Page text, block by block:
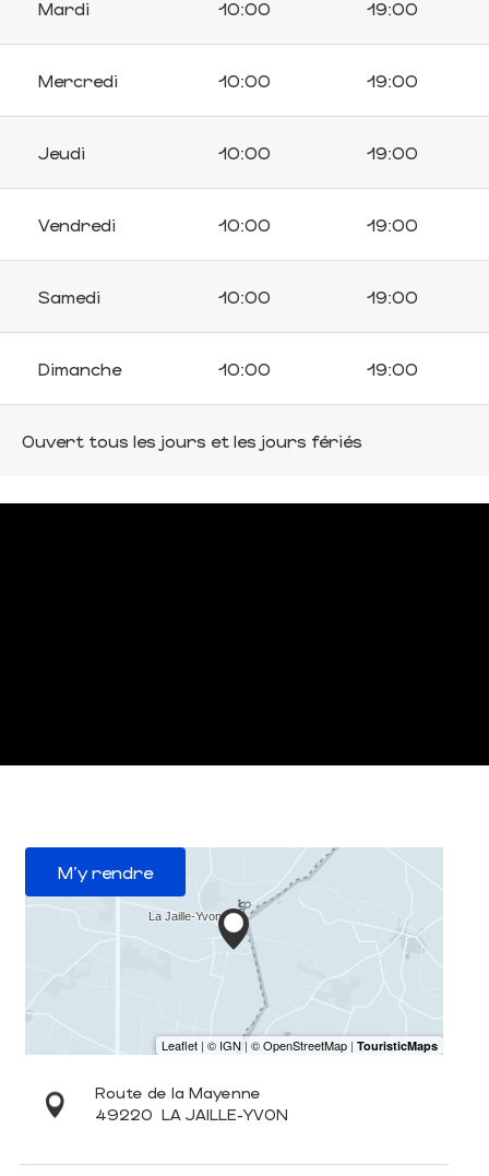
Mardi 10:00 19:00
Mercredi 10:00 19:00
Jeudi 10:00 19:00
Vendredi 10:00 19:00
Samedi 10:00 19:00
Dimanche 10:00 19:00
Ouvert tous les jours et les jours fériés
M'y rendre
Route de la Mayenne
49220 LA JAILLE-YVON